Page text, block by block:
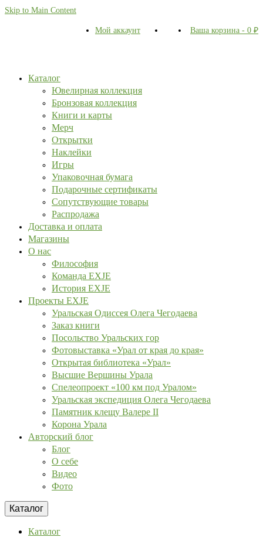
Skip to Main Content
Мой аккаунт Ваша корзина - 0 ₽
Каталог
Ювелирная коллекция
Бронзовая коллекция
Книги и карты
Мерч
Открытки
Наклейки
Игры
Упаковочная бумага
Подарочные сертификаты
Сопутствующие товары
Распродажа
Доставка и оплата
Магазины
О нас
Философия
Команда EXJE
История EXJE
Проекты EXJE
Уральская Одиссея Олега Чегодаева
Заказ книги
Посольство Уральских гор
Фотовыставка «Урал от края до края»
Открытая библиотека «Урал»
Высшие Вершины Урала
Спелеопроект «100 км под Уралом»
Уральская экспедиция Олега Чегодаева
Памятник клещу Валере II
Корона Урала
Авторский блог
Блог
О себе
Видео
Фото
Каталог
Каталог